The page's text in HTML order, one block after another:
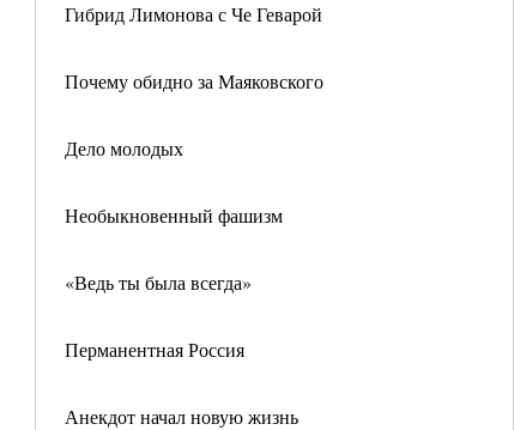
Гибрид Лимонова с Че Геварой
Почему обидно за Маяковского
Дело молодых
Необыкновенный фашизм
«Ведь ты была всегда»
Перманентная Россия
Анекдот начал новую жизнь